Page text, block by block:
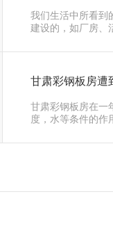
我们生活中所看到
建设的，如厂房、
甘肃彩钢板房遭
甘肃彩钢板房在一
度，水等条件的作